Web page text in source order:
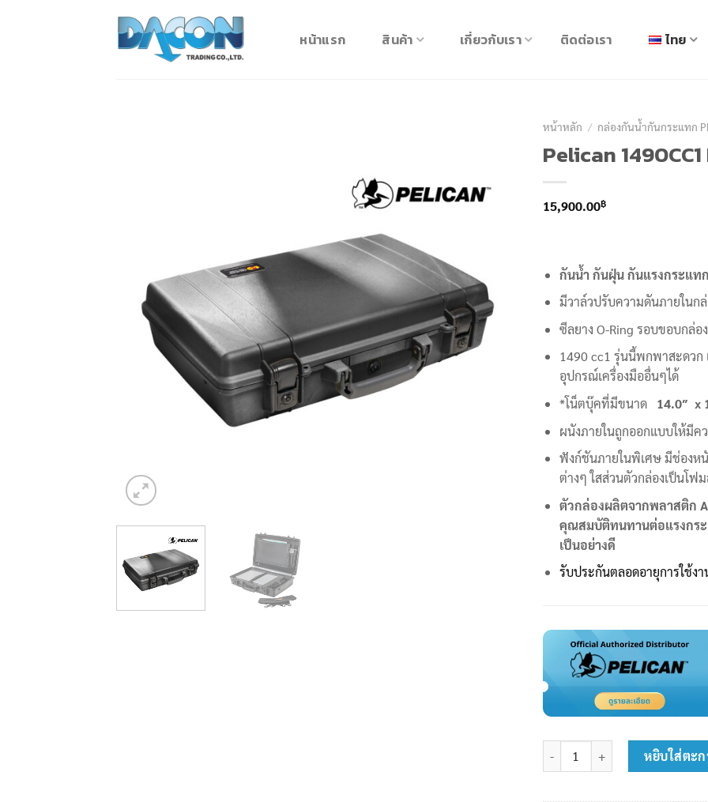
หน้าแรก สินค้า เกี่ยวกับเรา ติดต่อเรา ไทย
หน้าหลัก / กล่องกันน้ำกันกระแทก
Pelican
15,900.00฿
กันน้ำ กันฝุ่น กันแรงกระแทก
มีวาล์วปรับความดันภายในก
ซีลยาง O-Ring รอบขอบกล่อ
1490 cc1 รุ่นนี้พกพาสะดวก
อุปกรณ์เครื่องมืออื่นๆได้
*โน็ตบุ๊คที่มีขนาด
14.0″ x
ผนังภายในถูกออกแบบให้มีค
ฟังก์ชันภายในพิเศษ มีช่องห
ต่างๆ ใสส่วนตัวกล่องเป็นโฟ
ตัวกล่องผลิตจากพลาสติก
คุณสมบัติทนทานต่อแรงกร
เป็นอย่างดี
รับประกันตลอดอายุการใช้งา
จำนวน Pelican 1490CC1 Laptop
หยิบใส่ตะก